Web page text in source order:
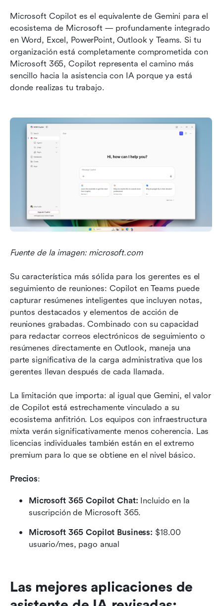
Microsoft Copilot es el equivalente de Gemini para el
ecosistema de Microsoft — profundamente integrado
en Word, Excel, PowerPoint, Outlook y Teams. Si tu
organización está completamente comprometida con
Microsoft 365, Copilot representa el camino más
sencillo hacia la asistencia con IA porque ya está
donde realizas tu trabajo.
Fuente de la imagen: microsoft.com
Su característica más sólida para los gerentes es el
seguimiento de reuniones: Copilot en Teams puede
capturar resúmenes inteligentes que incluyen notas,
puntos destacados y elementos de acción de
reuniones grabadas. Combinado con su capacidad
para redactar correos electrónicos de seguimiento o
resúmenes directamente en Outlook, maneja una
parte significativa de la carga administrativa que los
gerentes llevan después de cada llamada.
La limitación que importa: al igual que Gemini, el valor
de Copilot está estrechamente vinculado a su
ecosistema anfitrión. Los equipos con infraestructura
mixta verán significativamente menos coherencia. Las
licencias individuales también están en el extremo
premium para lo que se obtiene en el nivel básico.
Precios:
Microsoft 365 Copilot Chat: Incluido en la
suscripción de Microsoft 365.
Microsoft 365 Copilot Business: $18.00
usuario/mes, pago anual
Las mejores aplicaciones de